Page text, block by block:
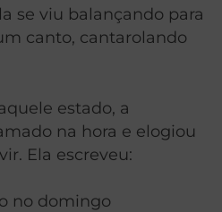
se viu balançando para
canto, cantarolando
estado, a
na hora e elogiou
Ela escreveu:
no domingo